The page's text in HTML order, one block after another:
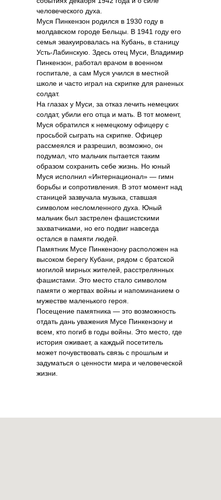
человеческого духа.
Муся Пинкензон родился в 1930 году в
молдавском городе Бельцы. В 1941 году его
семья эвакуировалась на Кубань, в станицу
Усть-Лабинскую. Здесь отец Муси, Владимир
Пинкензон, работал врачом в военном
госпитале, а сам Муся учился в местной
школе и часто играл на скрипке для раненых
солдат.
На глазах у Муси, за отказ лечить немецких
солдат, убили его отца и мать. В тот момент,
Муся обратился к немецкому офицеру с
просьбой сыграть на скрипке. Офицер
рассмеялся и разрешил, возможно, он
подумал, что мальчик пытается таким
образом сохранить себе жизнь. Но юный
Муся исполнил «Интернационал» — гимн
борьбы и сопротивления. В этот момент над
станицей зазвучала музыка, ставшая
символом несломленного духа. Юный
мальчик был застрелен фашистскими
захватчиками, но его подвиг навсегда
остался в памяти людей.
Памятник Мусе Пинкензону расположен на
высоком берегу Кубани, рядом с братской
могилой мирных жителей, расстрелянных
фашистами. Это место стало символом
памяти о жертвах войны и напоминанием о
мужестве маленького героя.
Посещение памятника — это возможность
отдать дань уважения Мусе Пинкензону и
всем, кто погиб в годы войны. Это место, где
история оживает, а каждый посетитель
может почувствовать связь с прошлым и
задуматься о ценности мира и человеческой
жизни.